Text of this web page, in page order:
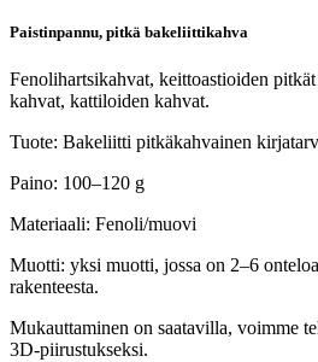
Paistinpannu, pitkä bakeliittikahva
Fenolihartsikahvat, keittoastioiden
kahvat, kattiloiden kahvat.
Tuote: Bakeliitti pitkäkahvainen
Paino: 100–120 g
Materiaali: Fenoli/muovi
Muotti: yksi muotti, jossa on 2–6
rakenteesta.
Mukauttaminen on saatavilla, voimme
3D-piirustukseksi.